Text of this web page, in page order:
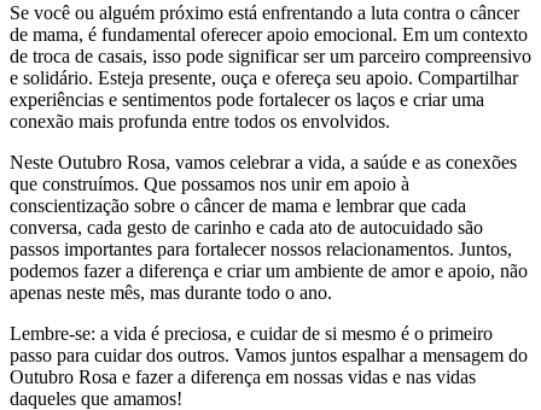
Se você ou alguém próximo está enfrentando a luta contra o câncer
de mama, é fundamental oferecer apoio emocional. Em um contexto
de troca de casais, isso pode significar ser um parceiro compreensivo
e solidário. Esteja presente, ouça e ofereça seu apoio. Compartilhar
experiências e sentimentos pode fortalecer os laços e criar uma
conexão mais profunda entre todos os envolvidos.
Neste Outubro Rosa, vamos celebrar a vida, a saúde e as conexões
que construímos. Que possamos nos unir em apoio à
conscientização sobre o câncer de mama e lembrar que cada
conversa, cada gesto de carinho e cada ato de autocuidado são
passos importantes para fortalecer nossos relacionamentos. Juntos,
podemos fazer a diferença e criar um ambiente de amor e apoio, não
apenas neste mês, mas durante todo o ano.
Lembre-se: a vida é preciosa, e cuidar de si mesmo é o primeiro
passo para cuidar dos outros. Vamos juntos espalhar a mensagem do
Outubro Rosa e fazer a diferença em nossas vidas e nas vidas
daqueles que amamos!